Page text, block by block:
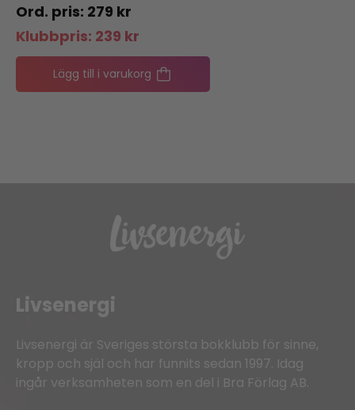
279 kr
Klubbpris: 239 kr
Lägg till i varukorg
Livsenergi
Livsenergi är Sveriges största bokklubb för sinne,
kropp och själ och har funnits sedan 1997. Idag
ingår verksamheten som en del i Bra Förlag AB.